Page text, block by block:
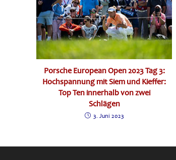
Porsche European Open 2023 Tag 3:
Hochspannung mit Siem und Kieffer:
Top Ten innerhalb von zwei
Schlägen
3. Juni 2023